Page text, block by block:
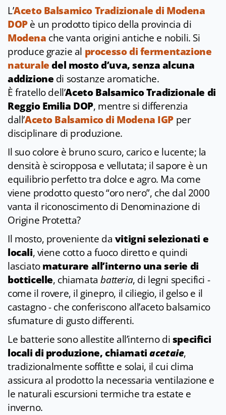
L’Aceto Balsamico Tradizionale di Modena
DOPè un prodotto tipico della provincia di
Modena che vanta origini antiche e nobili. Si
produce grazie al processo di fermentazione
naturale del mosto d’uva, senza alcuna
addizione di sostanze aromatiche.
È fratello dell’Aceto Balsamico Tradizionale di
Reggio Emilia DOP, mentre si differenzia
dall’Aceto Balsamico di Modena IGP per
disciplinare di produzione.
Il suo colore è bruno scuro, carico e lucente; la
densità è sciropposa e vellutata; il sapore è un
equilibrio perfetto tra dolce e agro. Ma come
viene prodotto questo “oro nero”, che dal 2000
vanta il riconoscimento di Denominazione di
Origine Protetta?
Il mosto, proveniente da vitigni selezionati e
locali, viene cotto a fuoco diretto e quindi
lasciatomaturare all’interno una serie di
botticelle, chiamatabatteria, di legni specifici -
come il rovere, il ginepro, il ciliegio, il gelso e il
castagno - che conferiscono all’aceto balsamico
sfumature di gusto differenti.
Le batterie sono allestite all’interno dispecifici
locali di produzione, chiamati acetaie,
tradizionalmente soffitte e solai, il cui clima
assicura al prodotto la necessaria ventilazione e
le naturali escursioni termiche tra estate e
inverno.